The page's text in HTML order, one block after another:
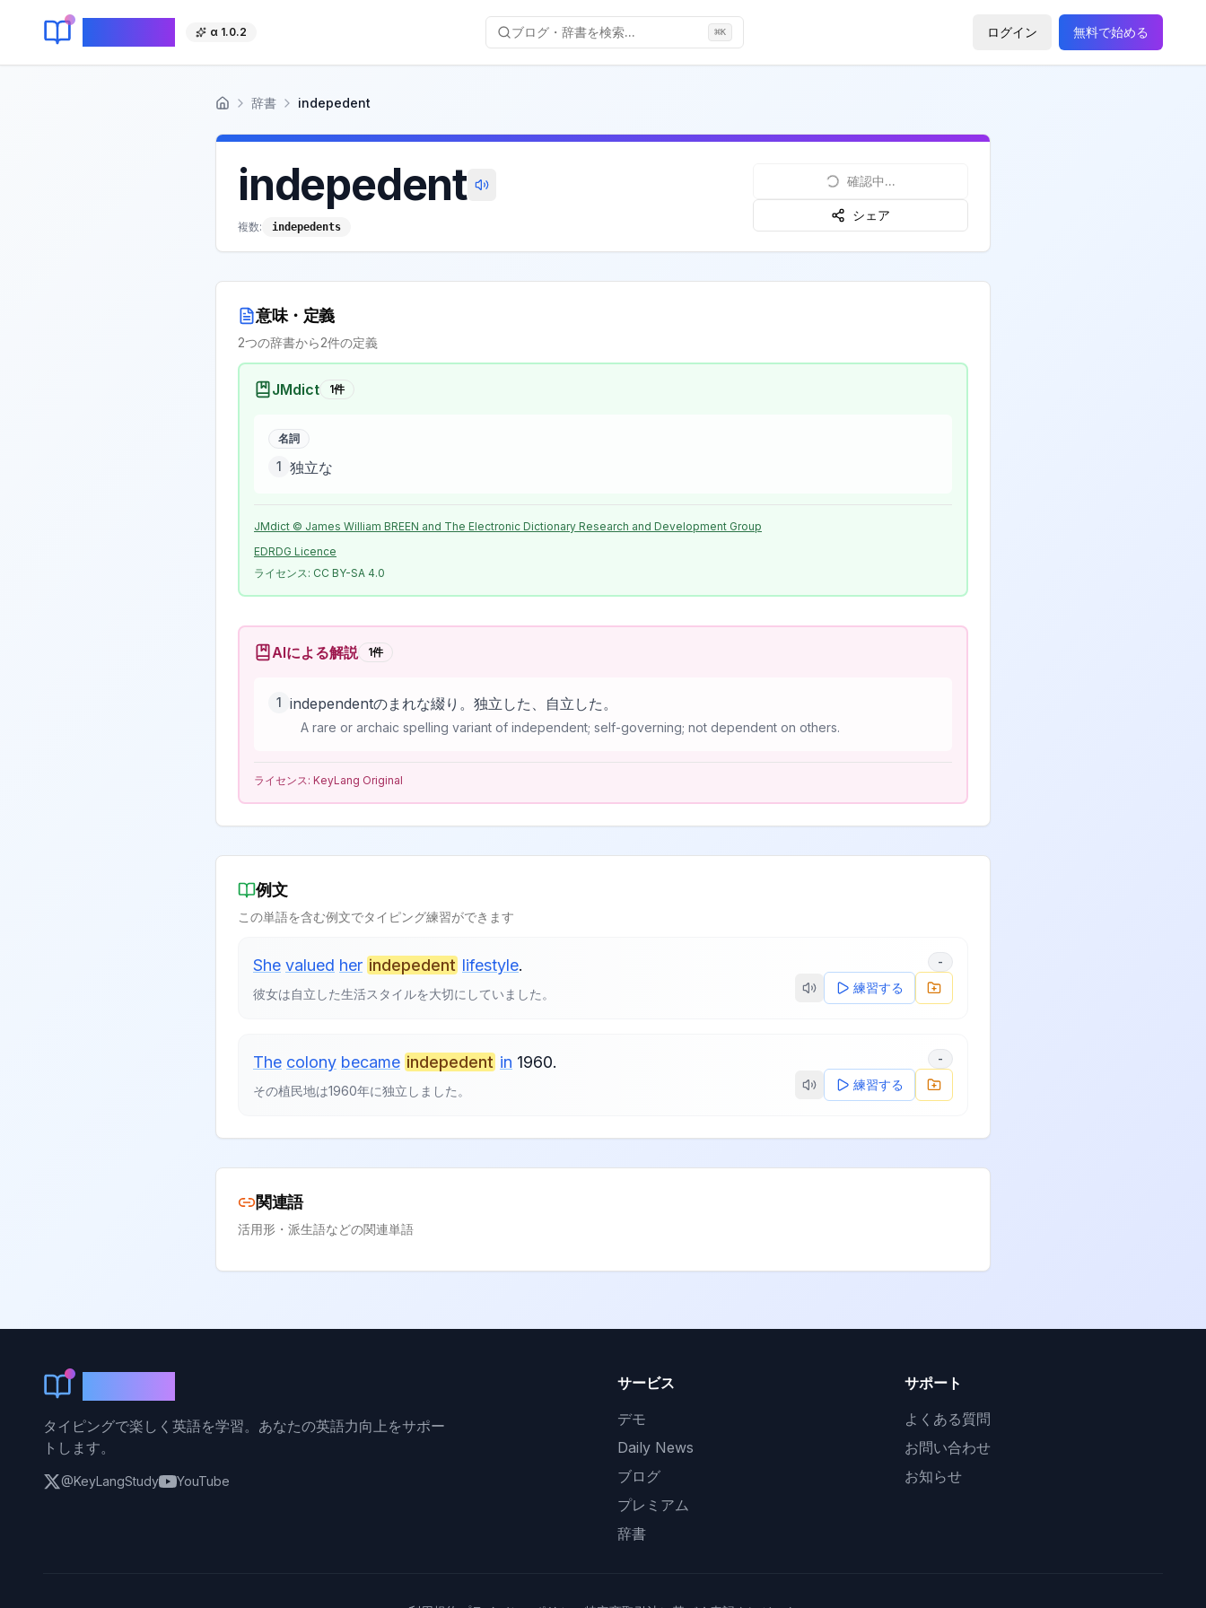
α 1.0.2 ブログ・辞書を検索... ⌘K ログイン 無料で始める
ホーム 辞書 indepedent
indepedent
複数: indepedents
確認中...
シェア
意味・定義
2つの辞書から2件の定義
JMdict 1件
名詞
1 独立な
JMdict © James William BREEN and The Electronic Dictionary Research and Development Group
EDRDG Licence
ライセンス: CC BY-SA 4.0
AIによる解説 1件
1 independentのまれな綴り。独立した、自立した。
A rare or archaic spelling variant of independent; self-governing; not dependent on others.
ライセンス: KeyLang Original
例文
この単語を含む例文でタイピング練習ができます
She valued her indepedent lifestyle.
彼女は自立した生活スタイルを大切にしていました。
-
練習する
The colony became indepedent in 1960.
その植民地は1960年に独立しました。
-
練習する
関連語
活用形・派生語などの関連単語
タイピングで楽しく英語を学習。あなたの英語力向上をサポー
トします。
@KeyLangStudy YouTube
サービス
デモ
Daily News
ブログ
プレミアム
辞書
サポート
よくある質問
お問い合わせ
お知らせ